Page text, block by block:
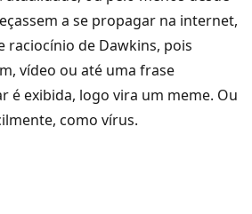
a se propagar na internet,
raciocínio de Dawkins, pois
vídeo ou até uma frase
é exibida, logo vira um meme. Ou
como vírus.